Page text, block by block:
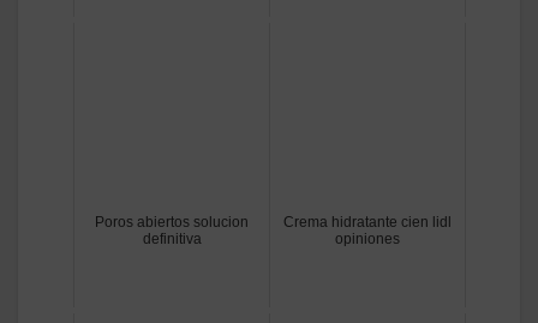
Poros abiertos solucion
definitiva
Crema hidratante cien lidl
opiniones